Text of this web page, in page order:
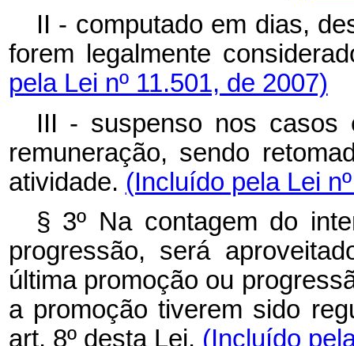
II - computado em dias,
forem legalmente
pela Lei nº 11.501, de 2007)
III - suspenso nos casos
remuneração, sendo
atividade. (Incluído pela Lei
§ 3º Na contagem do
progressão, será
última promoção ou
a promoção tiverem sido
art. 8º desta Lei. (Incluído